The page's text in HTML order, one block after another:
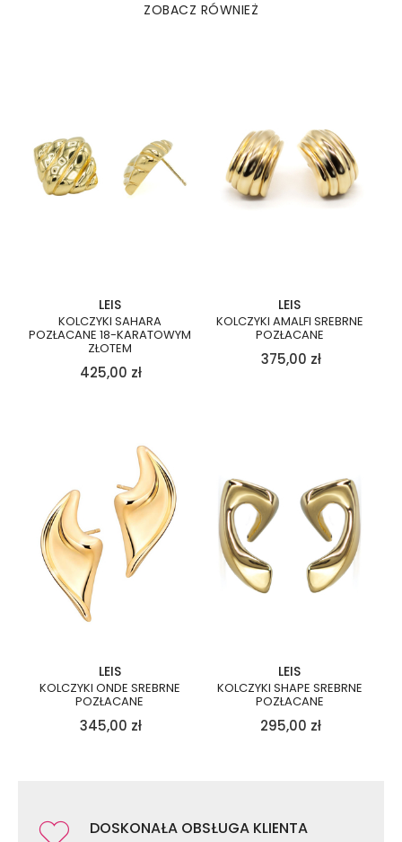
ZOBACZ RÓWNIEŻ
LEIS
KOLCZYKI SAHARA
POZŁACANE 18-KARATOWYM
ZŁOTEM
425,00 zł
LEIS
KOLCZYKI AMALFI SREBRNE
POZŁACANE
375,00 zł
LEIS
KOLCZYKI ONDE SREBRNE
POZŁACANE
345,00 zł
LEIS
KOLCZYKI SHAPE SREBRNE
POZŁACANE
295,00 zł
DOSKONAŁA OBSŁUGA KLIENTA